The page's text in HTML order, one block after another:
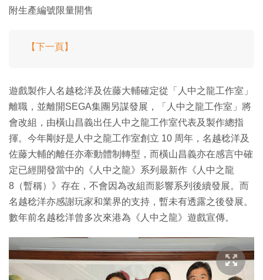
附生產編號限量開售
【下一頁】
遊戲製作人名越稔洋及佐藤大輔確定從「人中之龍工作室」
離職，並離開SEGA集團另謀發展，「人中之龍工作室」將
會改組，由橫山昌義出任人中之龍工作室代表及製作總指
揮。今年剛好是人中之龍工作室創立 10 周年，名越稔洋及
佐藤大輔的離任亦牽動體制轉型，而橫山昌義亦在感言中確
定已經開發當中的《人中之龍》系列最新作《人中之龍
8（暫稱）》存在，不會因為改組而影響系列後續發展。而
名越稔洋亦感謝玩家和業界的支持，暫未有透露之後發展。
數年前名越稔洋曾多次來港為《人中之龍》遊戲宣傳。